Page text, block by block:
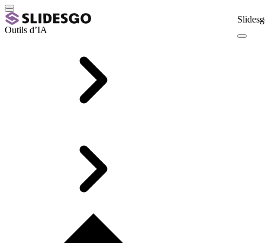
Outils d’IA